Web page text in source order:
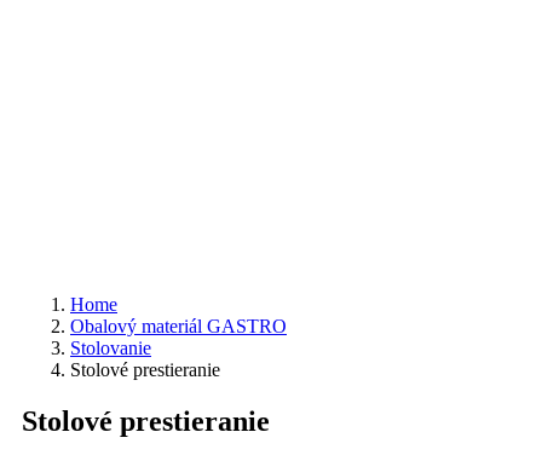
Home
Obalový materiál GASTRO
Stolovanie
Stolové prestieranie
Stolové prestieranie